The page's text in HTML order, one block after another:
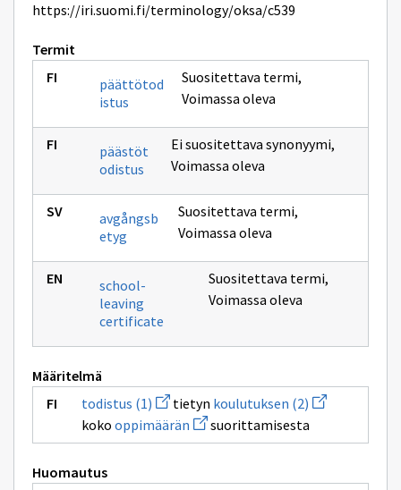
https://iri.suomi.fi/terminology/oksa/c539
Termit
päättötod
istus
Suositettava termi,
Voimassa oleva
päästöt
odistus
Ei suositettava synonyymi,
Voimassa oleva
avgångsb
etyg
Suositettava termi,
Voimassa oleva
school-
leaving
certificate
Suositettava termi,
Voimassa oleva
Määritelmä
todistus (1) Avaa
uuden
ikkunan
sivulle
tietyn koulutuksen (2) Avaa
uuden
ikkunan
sivulle
koko oppimäärän Avaa
uuden
ikkunan
suorittamisesta
Huomautus